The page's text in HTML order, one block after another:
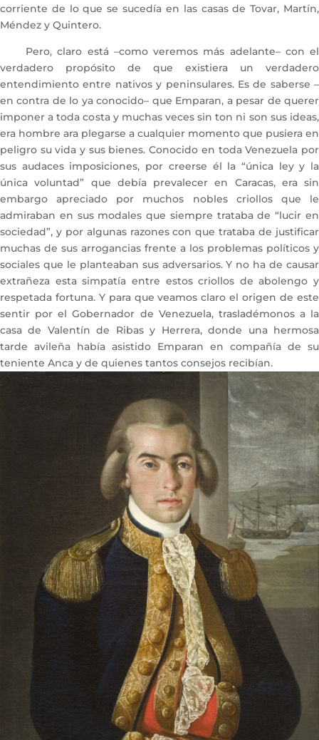
corriente de lo que se sucedía en las casas de Tovar, Martín,
Méndez y Quintero.
Pero, claro está –como veremos más adelante– con el
verdadero propósito de que existiera un verdadero
entendimiento entre nativos y peninsulares. Es de saberse –
en contra de lo ya conocido– que Emparan, a pesar de querer
imponer a toda costa y muchas veces sin ton ni son sus ideas,
era hombre ara plegarse a cualquier momento que pusiera en
peligro su vida y sus bienes. Conocido en toda Venezuela por
sus audaces imposiciones, por creerse él la “única ley y la
única voluntad” que debía prevalecer en Caracas, era sin
embargo apreciado por muchos nobles criollos que le
admiraban en sus modales que siempre trataba de “lucir en
sociedad”, y por algunas razones con que trataba de justificar
muchas de sus arrogancias frente a los problemas políticos y
sociales que le planteaban sus adversarios. Y no ha de causar
extrañeza esta simpatía entre estos criollos de abolengo y
respetada fortuna. Y para que veamos claro el origen de este
sentir por el Gobernador de Venezuela, trasladémonos a la
casa de Valentín de Ribas y Herrera, donde una hermosa
tarde avileña había asistido Emparan en compañía de su
teniente Anca y de quienes tantos consejos recibían.